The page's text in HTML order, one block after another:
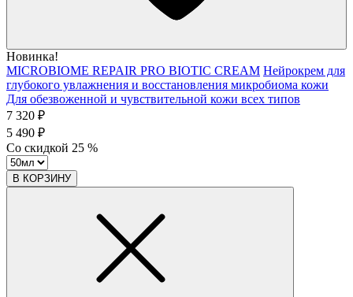
Новинка!
MICROBIOME REPAIR PRO BIOTIC CREAM Нейрокрем для
глубокого увлажнения и восстановления микробиома кожи
Для обезвоженной и чувствительной кожи всех типов
7 320 ₽
5 490 ₽
Со скидкой 25 %
В КОРЗИНУ